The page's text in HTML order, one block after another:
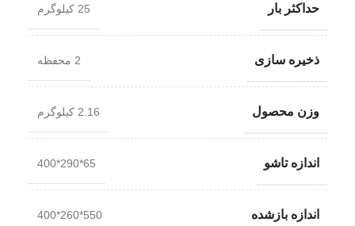
حداکثر بار 25 کیلوگرم
ذخیره سازی 2 محفظه
وزن محصول 2.16 کیلوگرم
اندازه تاشو 65*290*400
اندازه بازشده 550*260*400